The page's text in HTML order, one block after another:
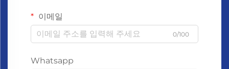
이메일
0/100
Whatsapp